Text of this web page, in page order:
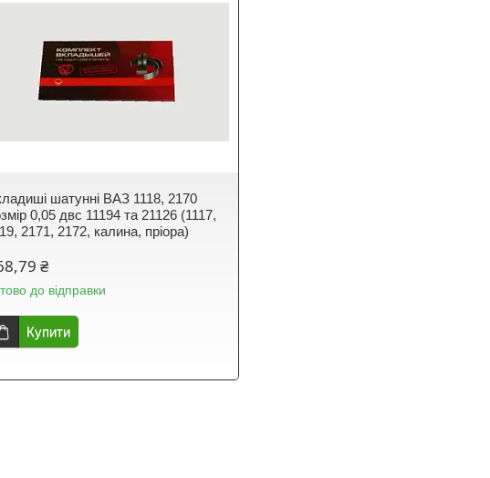
шатунні ВАЗ 1118, 2170
0,05 двс 11194 та 21126 (1117,
2171, 2172, калина, пріора)
₴
до відправки
Купити